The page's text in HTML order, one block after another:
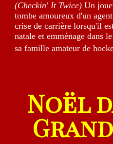
(Checkin' It Twice) Un
tombe amoureux d'un
crise de carrière lorsqu'il
natale et emménage dans
sa famille amateur de
Noël